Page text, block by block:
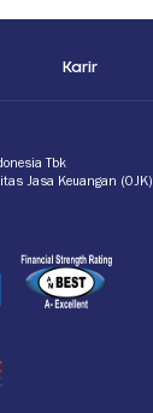
Karir
Tbk
Jasa Keuangan (OJK)